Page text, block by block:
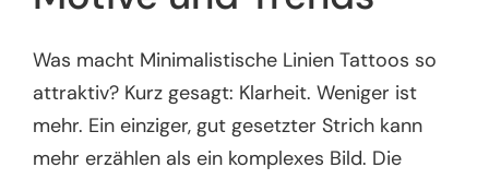
Was macht Minimalistische Linien Tattoos so
attraktiv? Kurz gesagt: Klarheit. Weniger ist
mehr. Ein einziger, gut gesetzter Strich kann
mehr erzählen als ein komplexes Bild. Die